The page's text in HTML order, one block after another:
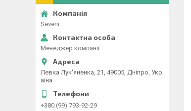
Seveni
Менеджер компанії
Левка Лук'яненка, 21, 49005, Дніпро, Укр
аїна
+380 (99) 793-92-29